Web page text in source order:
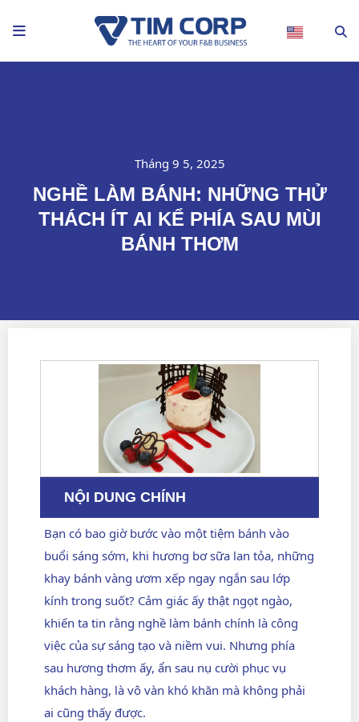
tới
Tháng 9 5, 2025
NGHỀ LÀM BÁNH: NHỮNG THỬ
THÁCH ÍT AI KỂ PHÍA SAU MÙI
BÁNH THƠM
NỘI DUNG CHÍNH
Bạn có bao giờ bước vào một tiệm bánh vào
buổi sáng sớm, khi hương bơ sữa lan tỏa, những
khay bánh vàng ươm xếp ngay ngắn sau lớp
kính trong suốt? Cảm giác ấy thật ngọt ngào,
khiến ta tin rằng nghề làm bánh chính là công
việc của sự sáng tạo và niềm vui. Nhưng phía
sau hương thơm ấy, ẩn sau nụ cười phục vụ
khách hàng, là vô vàn khó khăn mà không phải
ai cũng thấy được.